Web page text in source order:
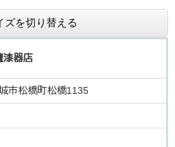
ズを切り替える
漆器店
市松橋町松橋1135